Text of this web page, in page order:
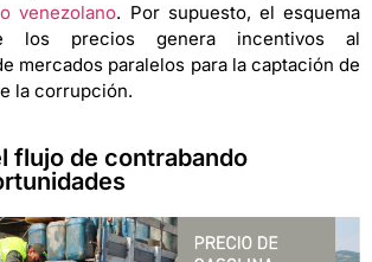
venezolano. Por supuesto, el esquema
los precios genera incentivos al
mercados paralelos para la captación de
la corrupción.
flujo de contrabando